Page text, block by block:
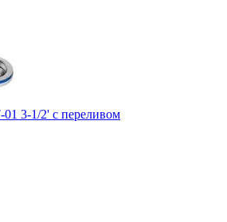
3-1/2' с переливом